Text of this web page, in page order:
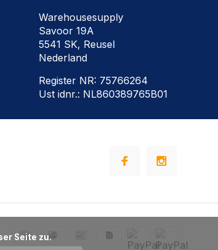
Warehousesupply
Savoor 19A
5541 SK, Reusel
Nederland
Register NR: 75766264
Ust idnr.: NL860389765B01